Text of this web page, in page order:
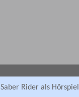
Saber Rider als Hörspiel